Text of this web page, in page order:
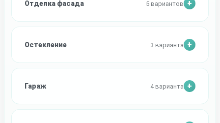
Отделка фасада 5 вариантов
Остекление 3 варианта
Гараж 4 варианта